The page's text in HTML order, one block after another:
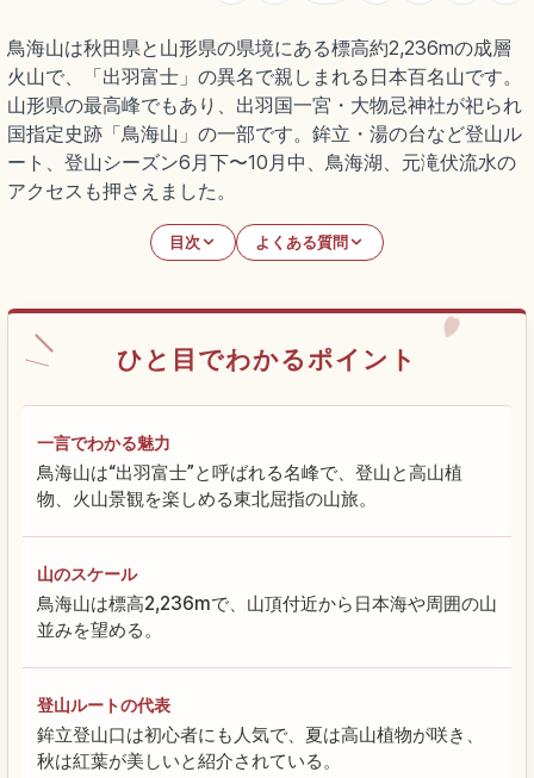
鳥海山は秋田県と山形県の県境にある標高約2,236mの成層
火山で、「出羽富士」の異名で親しまれる日本百名山です。
山形県の最高峰でもあり、出羽国一宮・大物忌神社が祀られ
国指定史跡「鳥海山」の一部です。鉾立・湯の台など登山ル
ート、登山シーズン6月下〜10月中、鳥海湖、元滝伏流水の
アクセスも押さえました。
目次 よくある質問
ひと目でわかるポイント
一言でわかる魅力
鳥海山は“出羽富士”と呼ばれる名峰で、登山と高山植
物、火山景観を楽しめる東北屈指の山旅。
山のスケール
鳥海山は標高2,236mで、山頂付近から日本海や周囲の山
並みを望める。
登山ルートの代表
鉾立登山口は初心者にも人気で、夏は高山植物が咲き、
秋は紅葉が美しいと紹介されている。